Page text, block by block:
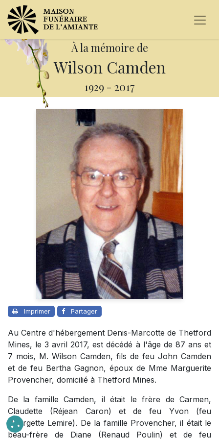
À la mémoire de
Wilson Camden
1929 - 2017
Imprimer Partager
Au Centre d'hébergement Denis-Marcotte de Thetford
Mines, le 3 avril 2017, est décédé à l'âge de 87 ans et
7 mois, M. Wilson Camden, fils de feu John Camden
et de feu Bertha Gagnon, époux de Mme Marguerite
Provencher, domicilié à Thetford Mines.
De la famille Camden, il était le frère de Carmen,
Claudette (Réjean Caron) et de feu Yvon (feu
Georgette Lemire). De la famille Provencher, il était le
beau-frère de Diane (Renaud Poulin) et de feu